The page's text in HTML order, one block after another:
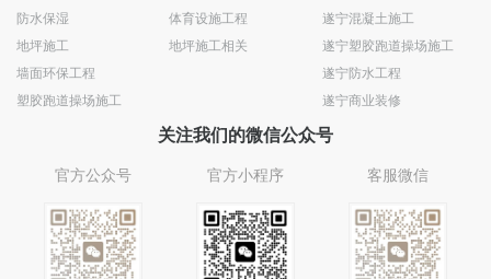
防水保湿
地坪施工
墙面环保工程
塑胶跑道操场施工
体育设施工程
地坪施工相关
遂宁混凝土施工
遂宁塑胶跑道操场施工
遂宁防水工程
遂宁商业装修
关注我们的微信公众号
官方公众号 官方小程序 客服微信